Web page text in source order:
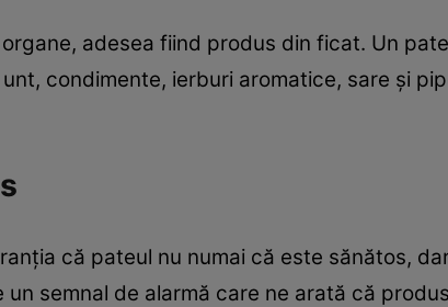
adesea fiind produs din ficat. Un
condimente, ierburi aromatice, sare și
că pateul nu numai că este sănătos,
semnal de alarmă care ne arată că